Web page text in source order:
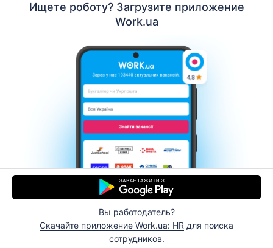
Ищете роботу? Загрузите приложение
Work.ua
Вы работодатель?
Скачайте приложение Work.ua: HR для поиска
сотрудников.
Откликнуться
Контакты О нас
Карьера
Новости Work.ua
Помощь
Условия использования
Работодателю
© 2006–2026 Work.ua. Сервис поиска работы №1 в